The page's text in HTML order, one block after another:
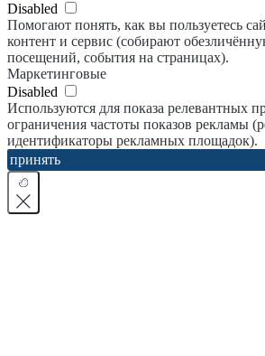
Disabled
Помогают понять, как вы пользуетесь
контент и сервис (собирают
посещений, события на страницах).
Маркетинговые
Disabled
Используются для показа релевантных
ограничения частоты показов рекламы
идентификаторы рекламных площадок).
принять